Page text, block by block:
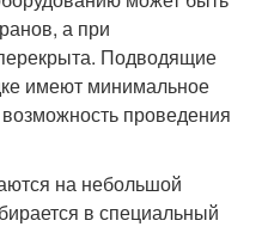
а при
Подводящие
имеют минимальное
проведения
на небольшой
в специальный